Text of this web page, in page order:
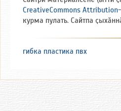
CreativeCommons
курма пулать. Сайтпа
гибка пластика пвх